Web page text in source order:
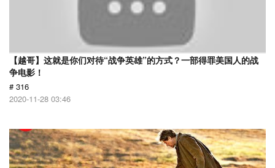
【越哥】这就是你们对待“战争英雄”的方式？一部得罪美国人的战
争电影！
# 316
2020-11-28 03:46